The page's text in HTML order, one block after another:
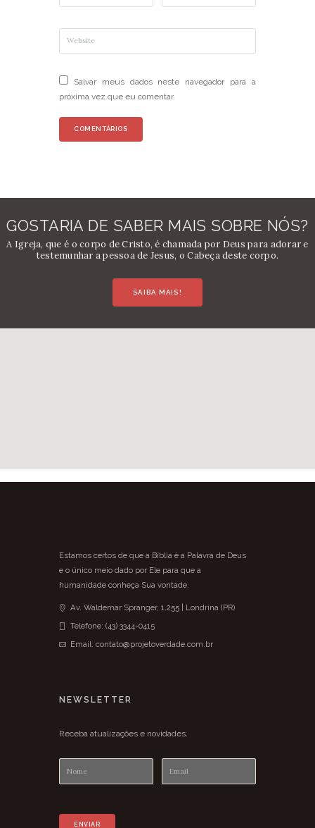
Salvar meus dados neste navegador para a
próxima vez que eu comentar.
GOSTARIA DE SABER MAIS SOBRE NÓS?
A Igreja, que é o corpo de Cristo, é chamada por Deus para adorar e
testemunhar a pessoa de Jesus, o Cabeça deste corpo.
SAIBA MAIS!
Estamos certos de que a Bíblia é a Palavra de Deus
e o único meio dado por Ele para que a
humanidade conheça Sua vontade.
Av. Waldemar Spranger, 1.255 | Londrina (PR)
Telefone: (43) 3344-0415
Email: contato@projetoverdade.com.br
NEWSLETTER
Receba atualizações e novidades.